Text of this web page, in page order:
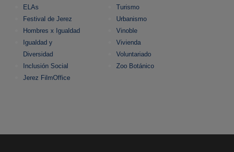
ELAs
Festival de Jerez
Hombres x Igualdad
Igualdad y
Diversidad
Inclusión Social
Jerez FilmOffice
Turismo
Urbanismo
Vinoble
Vivienda
Voluntariado
Zoo Botánico